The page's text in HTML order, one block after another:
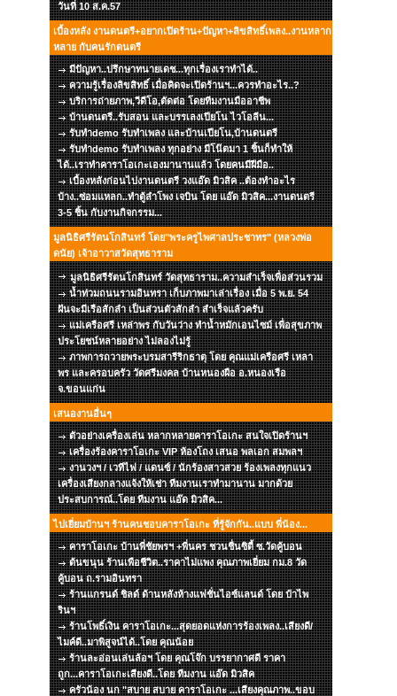
วันที่ 10 ส.ค.57
เบื้องหลัง งานดนตรี+อยากเปิดร้าน+ปัญหา+ลิขสิทธิ์เพลง..งานหลาก
หลาย กับคนรักดนตรี
มีปัญหา..ปรึกษาทนายเดช...ทุกเรื่องเราทำได้..
ความรู้เรื่องลิขสิทธิ์ เมื่อคิดจะเปิดร้านฯ...ควรทำอะไร..?
บริการถ่ายภาพ,วีดีโอ,ตัดต่อ โดยทีมงานมืออาชีพ
บ้านดนตรี..รับสอน และบรรเลงเปียโน ไวโอลีน...
รับทำdemo รับทำเพลง และบ้านเปียโน,บ้านดนตรี
รับทำdemo รับทำเพลง ทุกอย่าง มีโน๊ตมา 1 ชิ้นก็ทำให้
ได้..เราทำคาราโอเกะเองมานานแล้ว โดยคนมีฝีมือ..
เบื้องหลังก่อนไปงานดนตรี วงแอ๊ด มิวสิค ..ต้องทำอะไร
บ้าง..ซ่อมแหลก..ทำตู้ลำโพง เจบิน โดย แอ๊ด มิวสิค...งานดนตรี
3-5 ชิ้น กับงานกิจกรรม...
มูลนิธิศรีรัตนโกสินทร์ โดย"พระครูไพศาลประชาทร" (หลวงพ่อ
ดนัย) เจ้าอาวาสวัดสุทธาราม
มูลนิธิศรีรัตนโกสินทร์ วัดสุทธาราม..ความสำเร็จเพื่อส่วนรวม
น้ำท่วมถนนรามอินทรา เก็บภาพมาเล่าเรื่อง เมื่อ 5 พ.ย. 54
ฝันจะมีเรือสักลำ เป็นส่วนตัวสักลำ สำเร็จแล้วครับ
แม่เครือศรี เหล่าพร กับวันว่าง ทำน้ำหมักเอนไซม์ เพื่อสุขภาพ
ประโยชน์หลายอย่าง ไม่ลองไม่รู้
ภาพการถวายพระบรมสารีริกธาตุ โดย คุณแม่เครือศรี เหลา
พร และครอบครัว วัดศรีมงคล บ้านหนองผือ อ.หนองเรือ
จ.ขอนแก่น
เสนองานอื่นๆ
ตัวอย่างเครื่องเล่น หลากหลายคาราโอเกะ สนใจเปิดร้านฯ
เครื่องร้องคาราโอเกะ VIP ห้องโถง เสนอ พลเอก สมพลฯ
งานวงฯ / เวทีไฟ / แดนซ์ / นักร้องสาวสวย ร้องเพลงทุกแนว
เครื่องเสียงกลางแจ้งให้เช่า ทีมงานเราทำมานาน มากด้วย
ประสบการณ์..โดย ทีมงาน แอ๊ด มิวสิค...
ไปเยี่ยมบ้านฯ ร้านคนชอบคาราโอเกะ ที่รู้จักกัน..แบบ พี่น้อง...
คาราโอเกะ บ้านพี่ชัยพรฯ +พี่นคร ชวนชื่นซิตี้ ซ.วัดคู้บอน
ต้นขนุน ร้านเพือชีวิต..ราคาไม่แพง คุณภาพเยี่ยม กม.8 วัด
คู้บอน ถ.รามอินทรา
ร้านแกรนด์ ชิลด์ ด้านหลังห้างแฟชั่นไอซ์แลนด์ โดย ป๋าไพ
รินฯ
ร้านโพธิ์เงิน คาราโอเกะ...สุดยอดแห่งการร้องเพลง..เสียงดี/
ไมค์ดี..มาพิสูจน์ได้..โดย คุณน้อย
ร้านละอ่อนเล่นล้อฯ โดย คุณโจ๊ก บรรยากาศดี ราคา
ถูก...คาราโอเกะเสียงดี..โดย ทีมงาน แอ๊ด มิวสิค
ครัวน้อง นก "สบาย สบาย คาราโอเกะ ...เสียงคุณภาพ..ขอบ